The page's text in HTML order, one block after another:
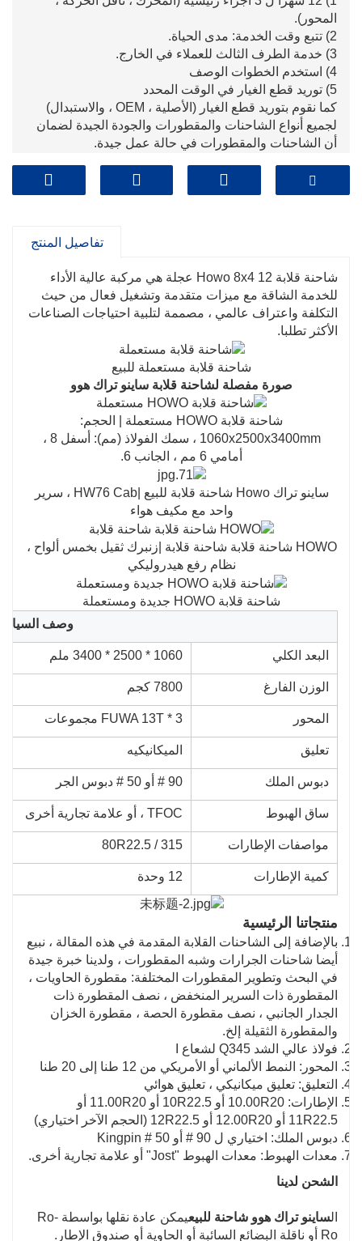
المحور).
2) تتبع وقت الخدمة: مدى الحياة.
3) خدمة الطرف الثالث للعملاء في الخارج.
4) استخدم الخطوات الوصف
5) توريد قطع الغيار في الوقت المحدد
كما نقوم بتوريد قطع الغيار (الأصلية ، OEM ، والاستبدال)
لجميع أنواع الشاحنات والمقطورات والجودة الجيدة لضمان
أن الشاحنات والمقطورات في حالة عمل جيدة.
رمز المنتج: شاحنة قلابة HOWO جديدة ومستعملة
تفاصيل المنتج
شاحنة قلابة Howo 8x4 12 عجلة هي مركبة عالية الأداء
للخدمة الشاقة مع ميزات متقدمة وتشغيل فعال من حيث
التكلفة واعتراف عالمي ، مصممة لتلبية احتياجات الصناعات
الأكثر تطلبا.
شاحنة قلابة مستعملة للبيع
صورة مفصلة لشاحنة قلابة ساينو تراك هوو
شاحنة قلابة HOWO مستعملة | الحجم:
106
0x2500x3400mm ، سمك الفولاذ (مم): أسفل 8 ،
أمامي 6 مم ، الجانب 6.
ساينو تراك Howo شاحنة قلابة للبيع |
HW76 Cab ، سرير
واحد مع مكيف هواء
HOWO شاحنة قلابة شاحنة قلابة |
زنبرك ثقيل بخمس ألواح ،
نظام رفع هيدروليكي
شاحنة قلابة HOWO جديدة ومستعملة
وصف
البعد الكلي 1060 * 2500 * 3400 ملم
الوزن الفارغ 7800 كجم
المحور FUWA 13T * 3 مجموعات
تعليق الميكانيكيه
دبوس الملك 90 # أو 50 # دبوس الجر
ساق الهبوط TFOC ، أو علامة تجارية أخرى
مواصفات الإطارات 315 / 80R22.5
كمية الإطارات 12 وحدة
منتجاتنا الرئيسية
بالإضافة إلى الشاحنات القلابة المقدمة في هذه المقالة ، نبيع
أيضا شاحنات الجرارات وشبه المقطورات ، ولدينا خبرة جيدة
في البحث وتطوير المقطورات المختلفة: مقطورة الحاويات ،
المقطورة ذات السرير المنخفض ، نصف المقطورة ذات
الجدار الجانبي ، نصف مقطورة الحصة ، مقطورة الخزان
والمقطورة الثقيلة إلخ.
فولاذ عالي الشد Q345 لشعاع I
المحور: النمط الألماني أو الأمريكي من 12 طنا إلى 20 طنا
التعليق: تعليق ميكانيكي ، تعليق هوائي
الإطارات: 10.00R20 أو 10R22.5 أو 11.00R20 أو
11R22.5 أو 12.00R20 أو 12R22.5 (الحجم الآخر اختياري)
دبوس الملك: اختياري ل 90 # أو 50 # Kingpin
معدات الهبوط: معدات الهبوط "Jost" أو علامة تجارية أخرى.
الشحن لدينا
الساينو تراك هوو شاحنة للبيع
يمكن عادة نقلها بواسطة Ro-
Ro أو ناقلة البضائع السائبة أو الحاوية أو صندوق الإطار.